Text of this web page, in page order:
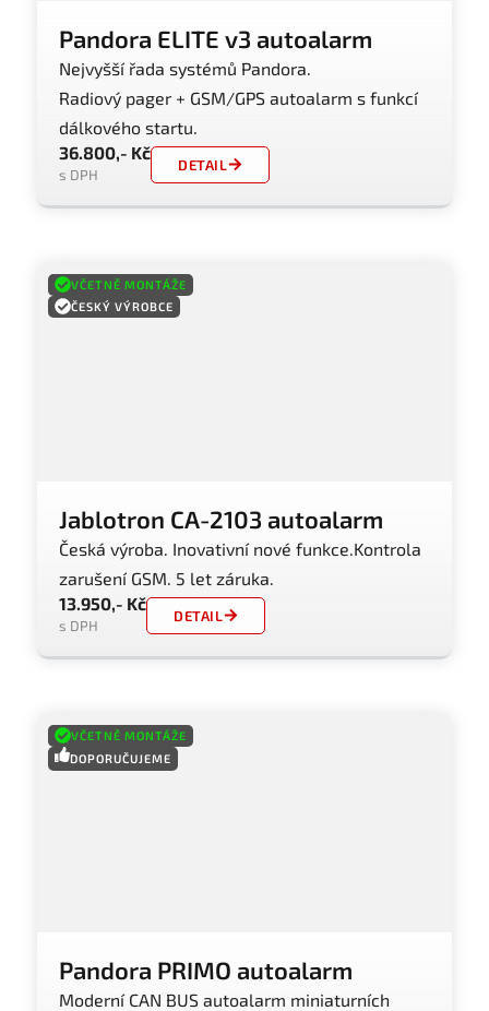
Pandora ELITE v3 autoalarm
Nejvyšší řada systémů Pandora.
Radiový pager + GSM/GPS autoalarm s funkcí
dálkového startu.
36.800,- Kč
s DPH
DETAIL
VČETNĚ MONTÁŽE
ČESKÝ VÝROBCE
Jablotron CA-2103 autoalarm
Česká výroba. Inovativní nové funkce.Kontrola
zarušení GSM. 5 let záruka.
13.950,- Kč
s DPH
DETAIL
VČETNĚ MONTÁŽE
DOPORUČUJEME
Pandora PRIMO autoalarm
Moderní CAN BUS autoalarm miniaturních